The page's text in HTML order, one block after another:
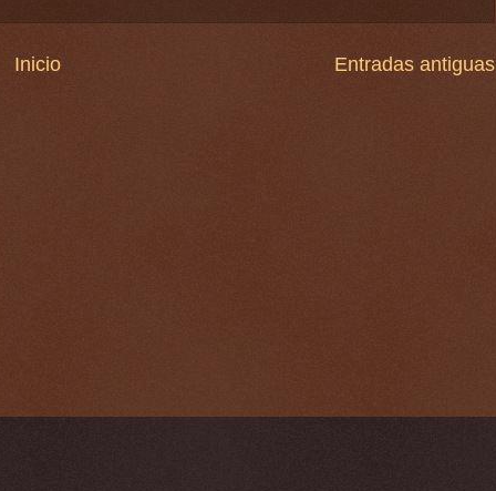
Entradas antiguas
Inicio